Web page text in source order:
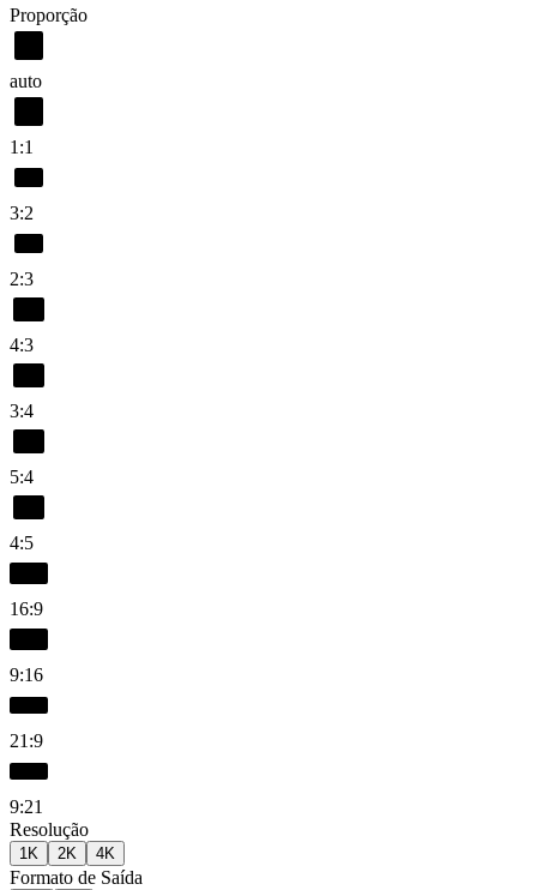
Proporção
auto
1:1
3:2
2:3
4:3
3:4
5:4
4:5
16:9
9:16
21:9
9:21
Resolução
1K 2K 4K
Formato de Saída